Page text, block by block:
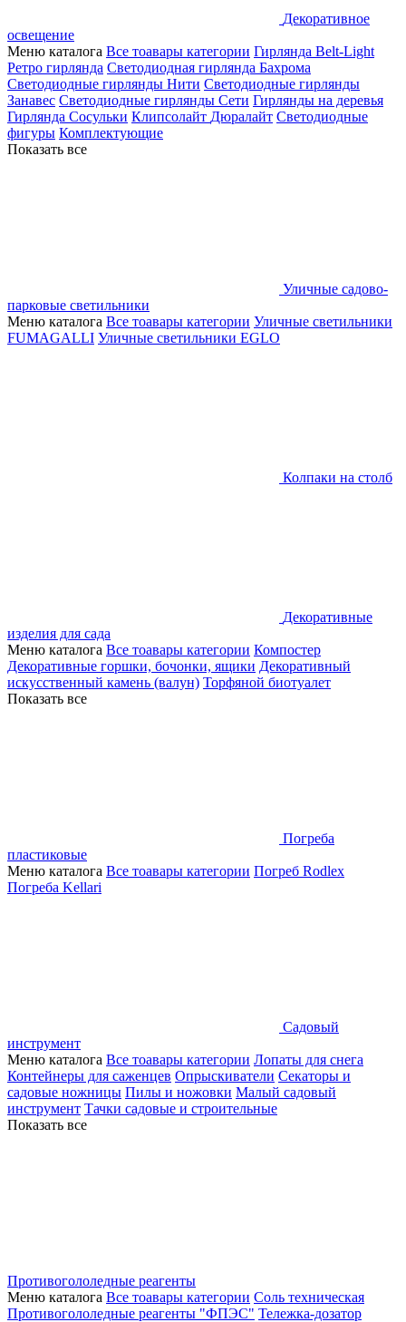
Декоративное
освещение
Меню каталога Все тоавары категории Гирлянда Belt-Light
Ретро гирлянда Светодиодная гирлянда Бахрома
Светодиодные гирлянды Нити Светодиодные гирлянды
Занавес Светодиодные гирлянды Сети Гирлянды на деревья
Гирлянда Сосульки Клипсолайт Дюралайт Светодиодные
фигуры Комплектующие
Показать все
Уличные садово-
парковые светильники
Меню каталога Все тоавары категории Уличные светильники
FUMAGALLI Уличные светильники EGLO
Колпаки на столб
Декоративные
изделия для сада
Меню каталога Все тоавары категории Компостер
Декоративные горшки, бочонки, ящики Декоративный
искусственный камень (валун) Торфяной биотуалет
Показать все
Погреба
пластиковые
Меню каталога Все тоавары категории Погреб Rodlex
Погреба Kellari
Садовый
инструмент
Меню каталога Все тоавары категории Лопаты для снега
Контейнеры для саженцев Опрыскиватели Секаторы и
садовые ножницы Пилы и ножовки Малый садовый
инструмент Тачки садовые и строительные
Показать все
Противогололедные реагенты
Меню каталога Все тоавары категории Соль техническая
Противогололедные реагенты "ФПЭС" Тележка-дозатор